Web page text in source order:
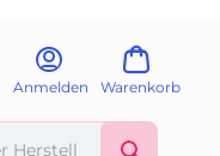
Anmelden Warenkorb